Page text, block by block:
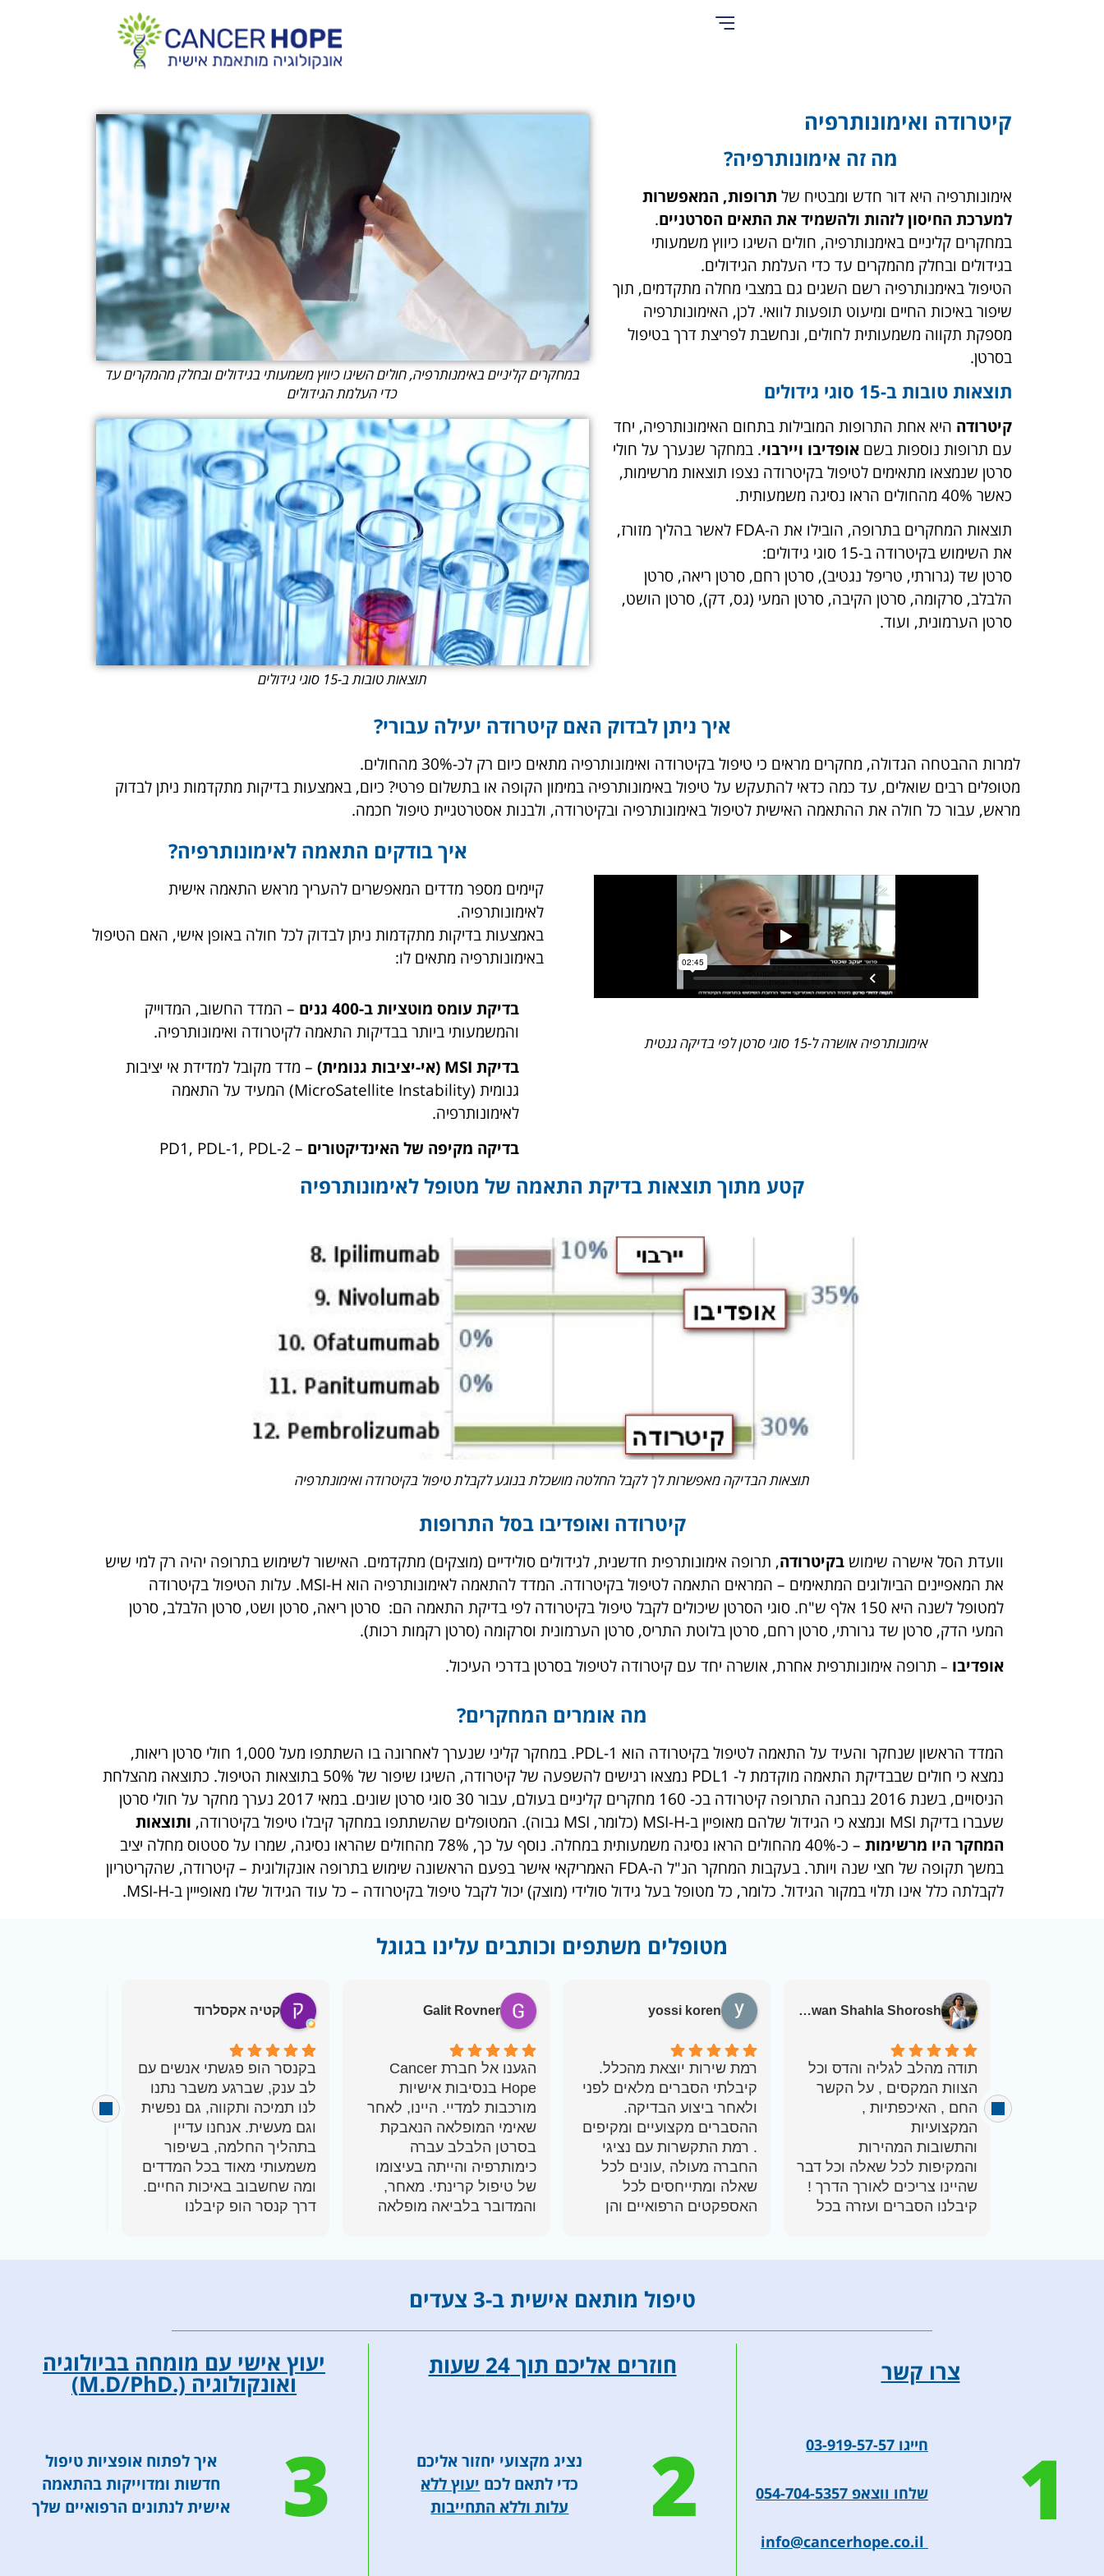
קיטרודה ואימונותרפיה
מה זה אימונותרפיה?
אימונותרפיה היא דור חדש ומבטיח של תרופות, המאפשרות
למערכת החיסון לזהות ולהשמיד את התאים הסרטניים.
במחקרים קליניים באימנותרפיה, חולים השיגו כיווץ משמעותי
בגידולים ובחלק מהמקרים עד כדי העלמת הגידולים.
הטיפול באימנותרפיה רשם השגים גם במצבי מחלה מתקדמים, תוך
שיפור באיכות החיים ומיעוט תופעות לוואי. לכן, האימונותרפיה
מספקת תקווה משמעותית לחולים, ונחשבת לפריצת דרך בטיפול
בסרטן.
תוצאות טובות ב-15 סוגי גידולים
קיטרודה היא אחת התרופות המובילות בתחום האימונותרפיה, יחד
עם תרופות נוספות בשם אופדיבו ויירבוי. במחקר שנערך על חולי
סרטן שנמצאו מתאימים לטיפול בקיטרודה נצפו תוצאות מרשימות,
כאשר 40% מהחולים הראו נסיגה משמעותית.
תוצאות המחקרים בתרופה, הובילו את ה-FDA לאשר בהליך מזורז,
את השימוש בקיטרודה ב-15 סוגי גידולים:
סרטן שד (גרורתי, טריפל נגטיב), סרטן רחם, סרטן ריאה, סרטן
הלבלב, סרקומה, סרטן הקיבה, סרטן המעי (גס, דק), סרטן הושט,
סרטן הערמונית, ועוד.
במחקרים קליניים באימנותרפיה, חולים השיגו כיווץ משמעותי בגידולים ובחלק מהמקרים עד
כדי העלמת הגידולים
תוצאות טובות ב-15 סוגי גידולים
איך ניתן לבדוק האם קיטרודה יעילה עבורי?
למרות ההבטחה הגדולה, מחקרים מראים כי טיפול בקיטרודה ואימונותרפיה מתאים כיום רק לכ-30% מהחולים.
מטופלים רבים שואלים, עד כמה כדאי להתעקש על טיפול באימונותרפיה במימון הקופה או בתשלום פרטי? כיום, באמצעות בדיקות מתקדמות ניתן לבדוק
מראש, עבור כל חולה את ההתאמה האישית לטיפול באימונותרפיה ובקיטרודה, ולבנות אסטרטגיית טיפול חכמה.
אימונותרפיה אושרה ל-15 סוגי סרטן לפי בדיקה גנטית
איך בודקים התאמה לאימונותרפיה?
קיימים מספר מדדים המאפשרים להעריך מראש התאמה אישית
לאימונותרפיה.
באמצעות בדיקות מתקדמות ניתן לבדוק לכל חולה באופן אישי, האם הטיפול
באימונותרפיה מתאים לו:
בדיקת עומס מוטציות ב-400 גנים
– המדד החשוב, המדוייק
והמשמעותי ביותר בבדיקות התאמה לקיטרודה ואימונותרפיה.
בדיקת MSI (אי-יציבות גנומית)
– מדד מקובל למדידת אי יציבות
גנומית (MicroSatellite Instability) המעיד על התאמה
לאימונותרפיה.
בדיקה מקיפה של האינדיקטורים – PD1, PDL-1, PDL-2
קטע מתוך תוצאות בדיקת התאמה של מטופל לאימונותרפיה
תוצאות הבדיקה מאפשרות לך לקבל החלטה מושכלת בנוגע לקבלת טיפול בקיטרודה ואימונתרפיה
קיטרודה ואופדיבו בסל התרופות
וועדת הסל אישרה שימוש בקיטרודה, תרופה אימונותרפית חדשנית, לגידולים סולידיים (מוצקים) מתקדמים. האישור לשימוש בתרופה יהיה רק למי שיש
את המאפיינים הביולוגים המתאימים – המראים התאמה לטיפול בקיטרודה. המדד להתאמה לאימונותרפיה הוא MSI-H. עלות הטיפול בקיטרודה
למטופל לשנה היא 150 אלף ש"ח. סוגי הסרטן שיכולים לקבל טיפול בקיטרודה לפי בדיקת התאמה הם: סרטן ריאה, סרטן ושט, סרטן הלבלב, סרטן
המעי הדק, סרטן שד גרורתי, סרטן רחם, סרטן בלוטת התריס, סרטן הערמונית וסרקומה (סרטן רקמות רכות).
אופדיבו – תרופה אימונותרפית אחרת, אושרה יחד עם קיטרודה לטיפול בסרטן בדרכי העיכול.
מה אומרים המחקרים?
המדד הראשון שנחקר והעיד על התאמה לטיפול בקיטרודה הוא PDL-1. במחקר קליני שנערך לאחרונה בו השתתפו מעל 1,000 חולי סרטן ריאות,
נמצא כי חולים שבבדיקת התאמה מוקדמת ל- PDL1 נמצאו רגישים להשפעה של קיטרודה, השיגו שיפור של 50% בתוצאות הטיפול. כתוצאה מהצלחת
הניסויים, בשנת 2016 נבחנה התרופה קיטרודה בכ- 160 מחקרים קליניים בעולם, עבור 30 סוגי סרטן שונים. במאי 2017 נערך מחקר על חולי סרטן
שעברו בדיקת MSI ונמצא כי הגידול שלהם מאופיין ב-MSI-H (כלומר, MSI גבוה). המטופלים שהשתתפו במחקר קיבלו טיפול בקיטרודה,
ותוצאות
המחקר היו מרשימות
– כ-40% מהחולים הראו נסיגה משמעותית במחלה. נוסף על כך, 78% מהחולים שהראו נסיגה, שמרו על סטטוס מחלה יציב
במשך תקופה של חצי שנה ויותר. בעקבות המחקר הנ"ל ה-FDA האמריקאי אישר בפעם הראשונה שימוש בתרופה אונקולוגית – קיטרודה, שהקריטריון
לקבלתה כלל אינו תלוי במקור הגידול. כלומר, כל מטופל בעל גידול סולידי (מוצק) יכול לקבל טיפול בקיטרודה – כל עוד הגידול שלו מאופייין ב-MSI-H.
מטופלים משתפים וכותבים עלינו בגוגל
Karawan Shahla Shorosh
תודה מהלב לגליה והדס וכל
הצוות המקסים , על הקשר
החם , האיכפתיות ,
והתשובות המהירות
והמקיפות לכל שאלה וכל דבר
קיבלנו הסברים ועזרה בכל
yossi koren
רמת שירות יוצאת מהכלל.
קיבלתי הסברים מלאים לפני
ולאחר ביצוע הבדיקה.
ההסברים מקצועיים ומקיפים
. רמת התקשרות עם נציגי
החברה מעולה ,עונים לכל
שאלה ומתייחסים לכל
האספקטים הרפואיים והן
Galit Rovner
הגענו אל חברת Cancer
Hope בנסיבות אישיות
מורכבות למדיי. היינו, לאחר
שאימי המופלאה הנאבקת
בסרטן הלבלב עברה
כימותרפיה והייתה בעיצומו
של טיפול קרינתי. מאחר,
והמדובר בלביאה מופלאה
חשובה), ופשוט מסתייעים
המידע הייעודי, במטרה לקבל
החלטות מושכלות באמת
ואכן, הגענו ל- CANCER
HOPE, ומצאנו צוות מקצועי
קטיה אקסלרוד
בקנסר הופ פגשתי אנשים עם
לב ענק, שברגע משבר נתנו
לנו תמיכה ותקווה, גם נפשית
וגם מעשית. אנחנו עדיין
בתהליך החלמה, בשיפור
משמעותי מאוד בכל המדדים
ומה שחשבוב באיכות החיים.
דרך קנסר הופ קיבלנו
טיפול מותאם אישית ב-3 צעדים
צרו קשר
1 חייגו 03-919-57-57
שלחו ווצאפ 054-704-5357
חוזרים אליכם תוך 24 שעות
2
נציג מקצועי יחזור אליכם
כדי לתאם לכם יעוץ ללא
עלות וללא התחייבות
יעוץ אישי עם מומחה בביולוגיה
ואונקולוגיה (.M.D/PhD)
3
איך לפתוח אופציות טיפול
חדשות ומדוייקות בהתאמה
אישית לנתונים הרפואיים שלך